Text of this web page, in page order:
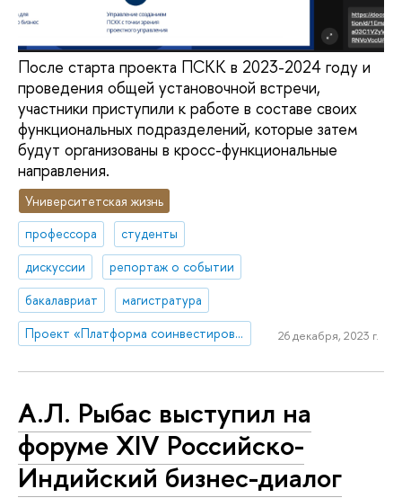
После старта проекта ПСКК в 2023-2024 году и
проведения общей установочной встречи,
участники приступили к работе в составе своих
функциональных подразделений, которые затем
будут организованы в кросс-функциональные
направления.
Университетская жизнь
профессора
студенты
дискуссии
репортаж о событии
бакалавриат
магистратура
Проект «Платформа соинвестирования ключевых компетенций»
26 декабря, 2023 г.
А.Л. Рыбас выступил на
форуме XIV Российско-
Индийский бизнес-диалог